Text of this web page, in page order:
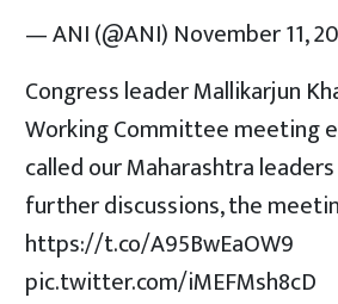
— ANI (@ANI) November 11,
Congress leader Mallikarjun
Working Committee meeting
called our Maharashtra
further discussions, the
https://t.co/A95BwEaOW9
pic.twitter.com/iMEFMsh8cD